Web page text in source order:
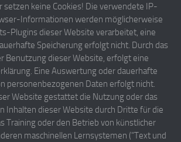
setzen keine Cookies! Die verwendete IP-
Informationen werden möglicherweise
Plugins dieser Website verarbeitet, eine
Speicherung erfolgt nicht. Durch das
Benutzung dieser Website, erfolgt eine
Eine Auswertung oder dauerhafte
personenbezogenen Daten erfolgt nicht.
Website gestattet die Nutzung oder das
Inhalten dieser Website durch Dritte für die
Training oder den Betrieb von künstlicher
maschinellen Lernsystemen ("Text und